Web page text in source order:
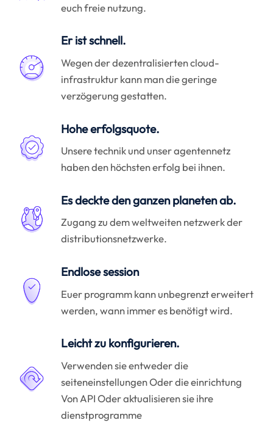
euch freie nutzung.
Er ist schnell.
Wegen der dezentralisierten cloud-
infrastruktur kann man die geringe
verzögerung gestatten.
Hohe erfolgsquote.
Unsere technik und unser agentennetz
haben den höchsten erfolg bei ihnen.
Es deckte den ganzen planeten ab.
Zugang zu dem weltweiten netzwerk der
distributionsnetzwerke.
Endlose session
Euer programm kann unbegrenzt erweitert
werden, wann immer es benötigt wird.
Leicht zu konfigurieren.
Verwenden sie entweder die
seiteneinstellungen Oder die einrichtung
Von API Oder aktualisieren sie ihre
dienstprogramme